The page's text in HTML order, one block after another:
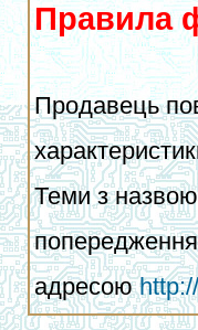
Правила
Продавець
Теми з
адресою